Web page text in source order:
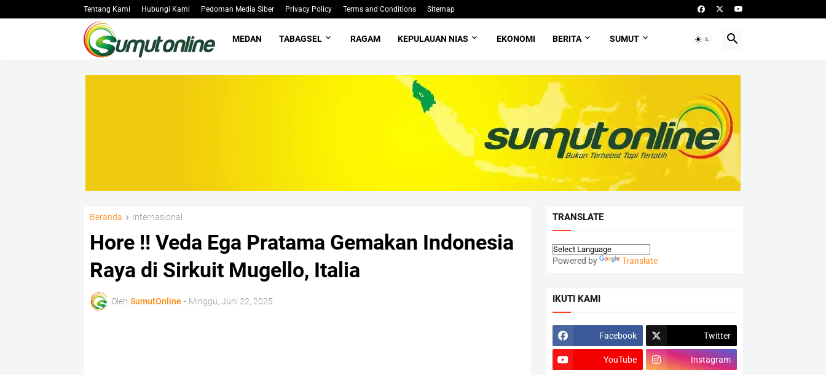
Tentang Kami Hubungi Kami Pedoman Media Siber Privacy Policy Terms and Conditions Sitemap
MEDAN TABAGSEL RAGAM KEPULAUAN NIAS EKONOMI BERITA SUMUT
Beranda Internasional
Hore !! Veda Ega Pratama Gemakan Indonesia
Raya di Sirkuit Mugello, Italia
Oleh SumutOnline - Minggu, Juni 22, 2025
TRANSLATE
Powered by Translate
IKUTI KAMI
Facebook Twitter
YouTube Instagram